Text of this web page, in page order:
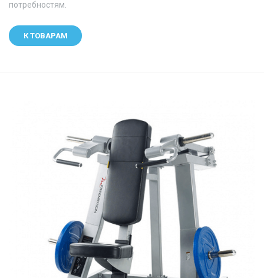
потребностям.
К ТОВАРАМ